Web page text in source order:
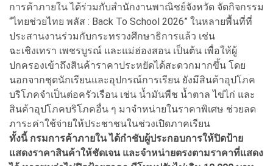
การค้าภายใน ได้ร่วมกับสำนักงานพาณิชย์จังหวัด จัดกิจกรรม
“ไทยช่วยไทย พลัส : Back To School 2026” ในหลายพื้นที่ที่
ประสานงานร่วมกับกระทรวงศึกษาธิการแล้ว เช่น
ฉะเชิงเทรา เพชรบูรณ์ และแม่ฮ่องสอน เป็นต้น เพื่อให้ผู้
ปกครองเข้าถึงสินค้าราคาประหยัดได้สะดวกมากขึ้น โดย
นอกจากชุดนักเรียนและอุปกรณ์การเรียน ยังมีสินค้าอุปโภค
บริโภคจำเป็นต่อครัวเรือน เช่น น้ำมันพืช น้ำตาล ไข่ไก่ และ
สินค้าอุปโภคบริโภคอื่น ๆ มาจำหน่ายในราคาพิเศษ ช่วยลด
ภาระค่าใช้จ่ายให้ประชาชนในช่วงเปิดภาคเรียน
ทั้งนี้ กรมการค้าภายใน ได้กำชับผู้ประกอบการให้ปิดป้าย
แสดงราคาสินค้าให้ชัดเจน และจำหน่ายตรงตามราคาที่แสดง